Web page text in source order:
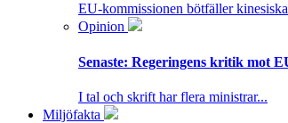
EU-kommissionen bötfäller
Opinion
Senaste: Regeringens kritik mot
I tal och skrift har flera ministrar...
Miljöfakta